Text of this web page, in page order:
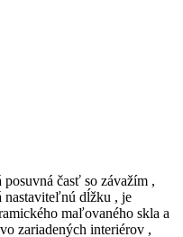
časť so závažím ,
nastaviteľnú dĺžku , je
maľovaného skla a
zariadených interiérov ,